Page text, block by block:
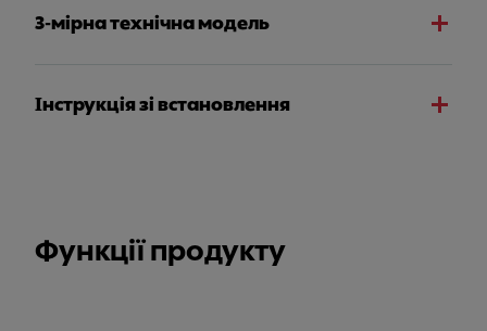
3-мірна технічна модель
Інструкція зі встановлення
Функції продукту